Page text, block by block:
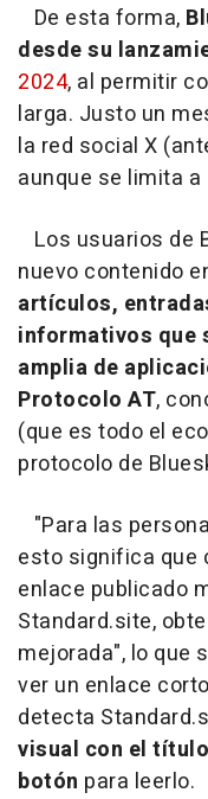
De esta forma,
desde su
2024, al permitir
larga. Justo un
la red social X
aunque se limita
Los usuarios de
nuevo contenido
artículos,
informativos que
amplia de
Protocolo AT,
(que es todo el
protocolo de
"Para las
esto significa que
enlace publicado
Standard.site,
mejorada", lo que
ver un enlace
detecta
visual con el
botón para leerlo.